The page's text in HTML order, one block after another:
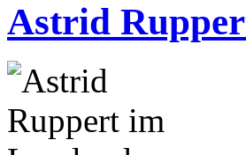
Astrid